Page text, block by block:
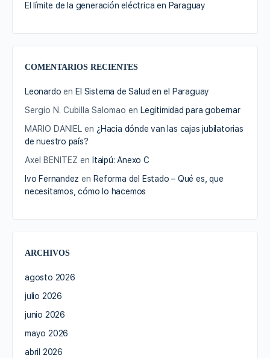
El límite de la generación eléctrica en Paraguay
COMENTARIOS RECIENTES
Leonardo en El Sistema de Salud en el Paraguay
Sergio N. Cubilla Salomao en Legitimidad para gobernar
MARIO DANIEL en ¿Hacia dónde van las cajas jubilatorias
de nuestro país?
Axel BENITEZ en Itaipú: Anexo C
Ivo Fernandez en Reforma del Estado – Qué es, que
necesitamos, cómo lo hacemos
ARCHIVOS
agosto 2026
julio 2026
junio 2026
mayo 2026
abril 2026